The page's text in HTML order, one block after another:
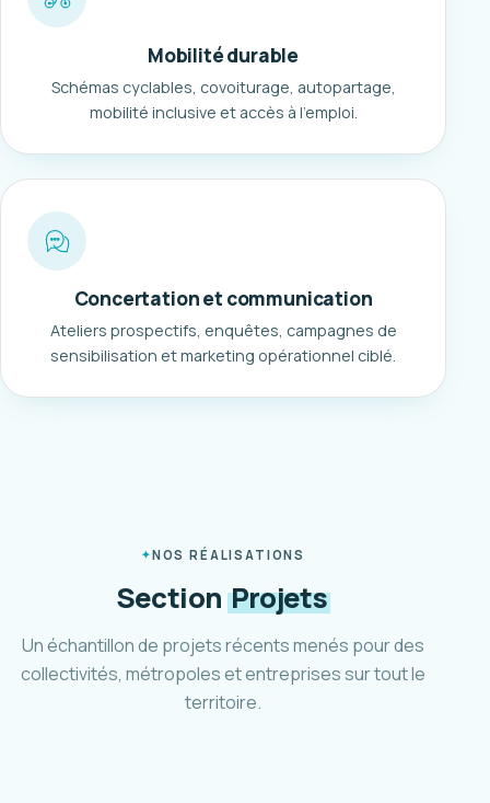
Mobilité durable
Schémas cyclables, covoiturage, autopartage,
mobilité inclusive et accès à l'emploi.
Concertation et communication
Ateliers prospectifs, enquêtes, campagnes de
sensibilisation et marketing opérationnel ciblé.
NOS RÉALISATIONS
Section Projets
Un échantillon de projets récents menés pour des
collectivités, métropoles et entreprises sur tout le
territoire.
Plan marche et vélo d'Aubagne